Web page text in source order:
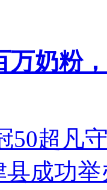
万奶粉
50超凡
成功